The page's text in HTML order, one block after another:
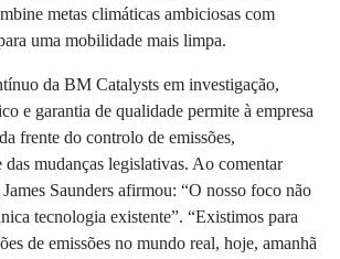
metas climáticas ambiciosas com
uma mobilidade mais limpa.
da BM Catalysts em investigação,
e garantia de qualidade permite à empresa
frente do controlo de emissões,
das mudanças legislativas. Ao comentar
Saunders afirmou: “O nosso foco não
tecnologia existente”. “Existimos para
de emissões no mundo real, hoje, amanhã